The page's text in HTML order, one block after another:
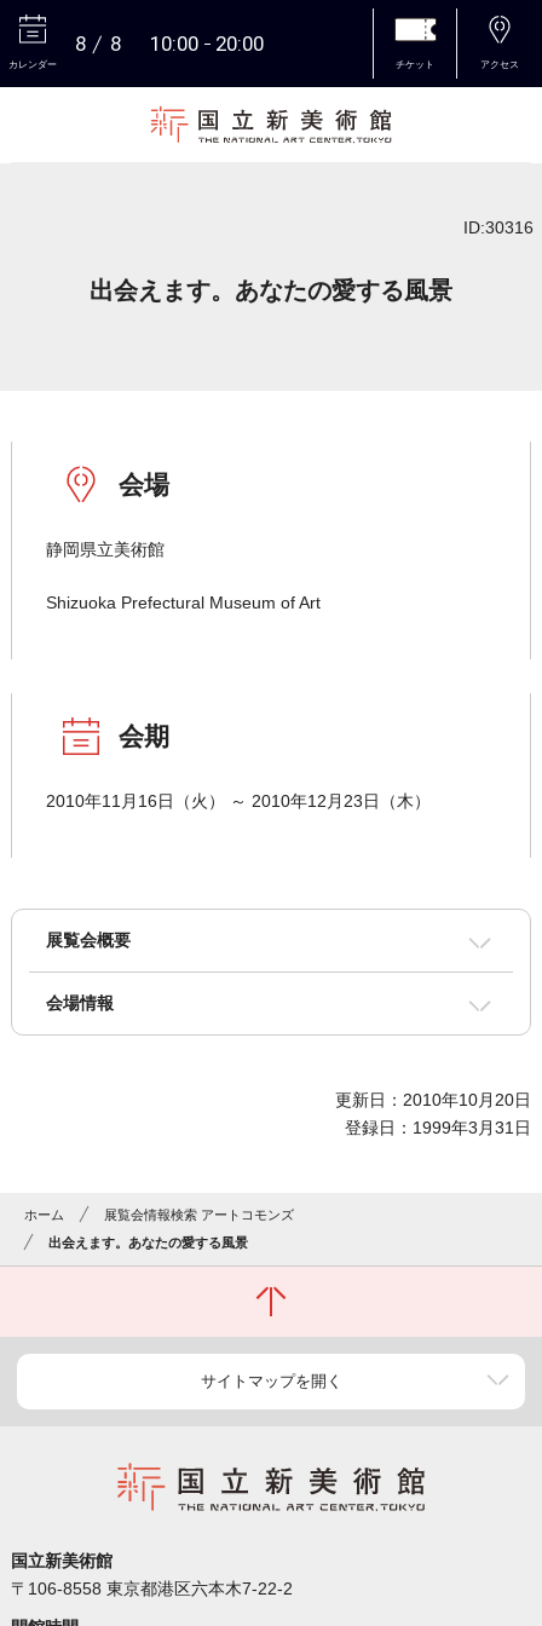
カレンダー
8 8 10:00 20:00
チケット アクセス
ID:30316
出会えます。あなたの愛する風景
会場
静岡県立美術館
Shizuoka Prefectural Museum of Art
会期
2010年11月16日（火） ～ 2010年12月23日（木）
展覧会概要
会場情報
更新日：2010年10月20日
登録日：1999年3月31日
ホーム
展覧会情報検索 アートコモンズ
出会えます。あなたの愛する風景
サイトマップを開く
国立新美術館
〒106-8558 東京都港区六本木7-22-2